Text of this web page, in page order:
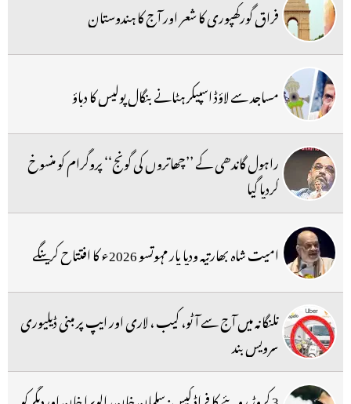
فراق گورکھپوری کا شعر اور آج کا ہندوستان
مساجد سے لاؤڈ اسپیکر ہٹانے بنگال پولیس کا دباؤ
راہول گاندھی کے ’’چھاتروں کی گونج‘‘ پروگرام کو منسوخ
کردیا گیا
امیت شاہ بھارتیہ ودیا پار مہوتسو 2026ء کا افتتاح کرینگے
تلنگانہ میں آج سے آٹو، کیب ، لاری اور ایپ پر مبنی ڈیلیوری
سرویس بند